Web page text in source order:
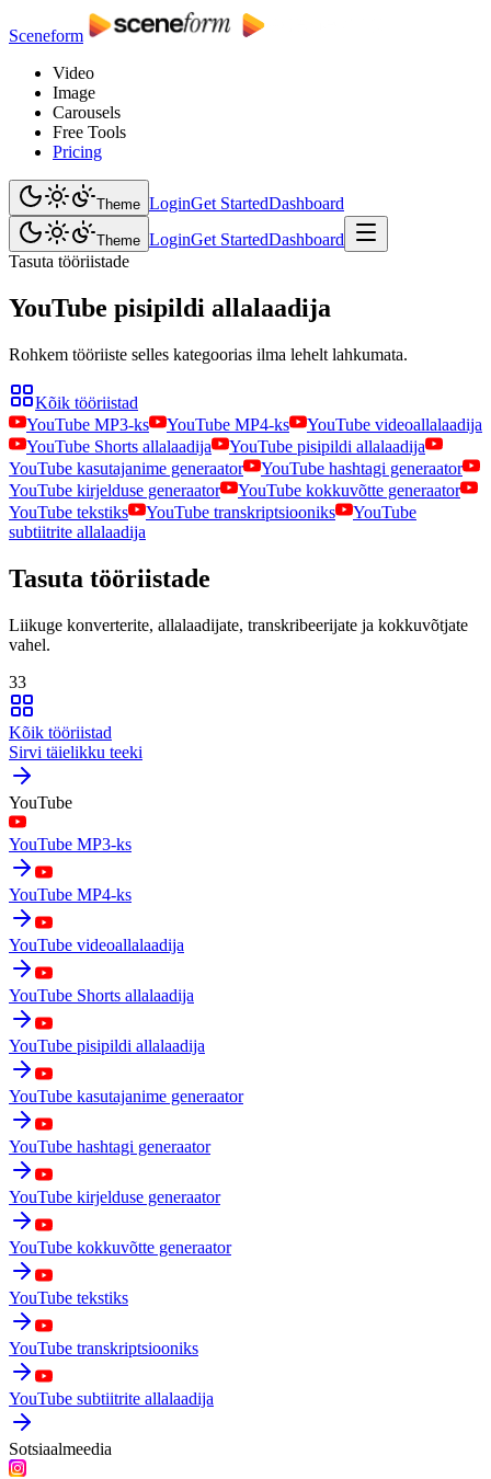
Sceneform
Video
Image
Carousels
Free Tools
Pricing
Theme LoginGet StartedDashboard
Theme LoginGet StartedDashboard
Tasuta tööriistade
YouTube pisipildi allalaadija
Rohkem tööriiste selles kategoorias ilma lehelt lahkumata.
Kõik tööriistad
YouTube MP3-ks
YouTube MP4-ks
YouTube videoallalaadija
YouTube Shorts allalaadija
YouTube pisipildi allalaadija
YouTube kasutajanime generaator
YouTube hashtagi generaator
YouTube kirjelduse generaator
YouTube kokkuvõtte generaator
YouTube tekstiks
YouTube transkriptsiooniks
YouTube
subtiitrite allalaadija
Tasuta tööriistade
Liikuge konverterite, allalaadijate, transkribeerijate ja kokkuvõtjate
vahel.
33
Kõik tööriistad
Sirvi täielikku teeki
YouTube
YouTube MP3-ks
YouTube MP4-ks
YouTube videoallalaadija
YouTube Shorts allalaadija
YouTube pisipildi allalaadija
YouTube kasutajanime generaator
YouTube hashtagi generaator
YouTube kirjelduse generaator
YouTube kokkuvõtte generaator
YouTube tekstiks
YouTube transkriptsiooniks
YouTube subtiitrite allalaadija
Sotsiaalmeedia